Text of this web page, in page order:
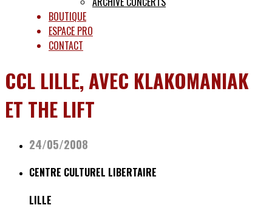
BOUTIQUE
ESPACE PRO
CONTACT
CCL LILLE, AVEC KLAKOMANIAK
ET THE LIFT
24/05/2008
CENTRE CULTUREL LIBERTAIRE
LILLE